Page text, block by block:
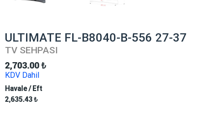
ULTIMATE FL-B8040-B-556 27-37
TV SEHPASI
2,703.00₺
KDV Dahil
Havale / Eft
2,635.43₺